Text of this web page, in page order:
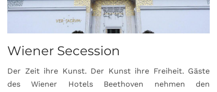
Wiener Secession
Der Zeit ihre Kunst. Der Kunst ihre Freiheit. Gäste
des Wiener Hotels Beethoven nehmen den